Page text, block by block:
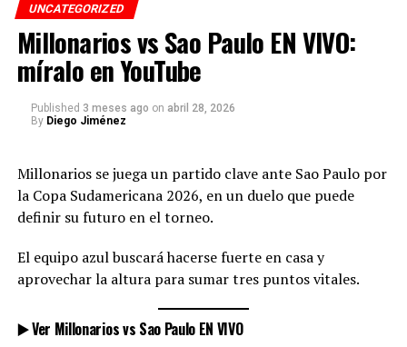
📅 Información del partido
🇨🇴 Colombia vs RD Congo
🗓️ Martes 23 de junio
🕘 9:00 p.m. (COL)
📺 Transmisión
👉 Exclusiva por el canal de YouTube de Radio Colombia
UNCATEGORIZED
Millonarios vs Sao Paulo EN VIVO:
míralo en YouTube
Published 3 meses ago on abril 28, 2026
By Diego Jiménez
Millonarios se juega un partido clave ante Sao Paulo por
la Copa Sudamericana 2026, en un duelo que puede
definir su futuro en el torneo.
El equipo azul buscará hacerse fuerte en casa y
aprovechar la altura para sumar tres puntos vitales.
▶️ Ver Millonarios vs Sao Paulo EN VIVO